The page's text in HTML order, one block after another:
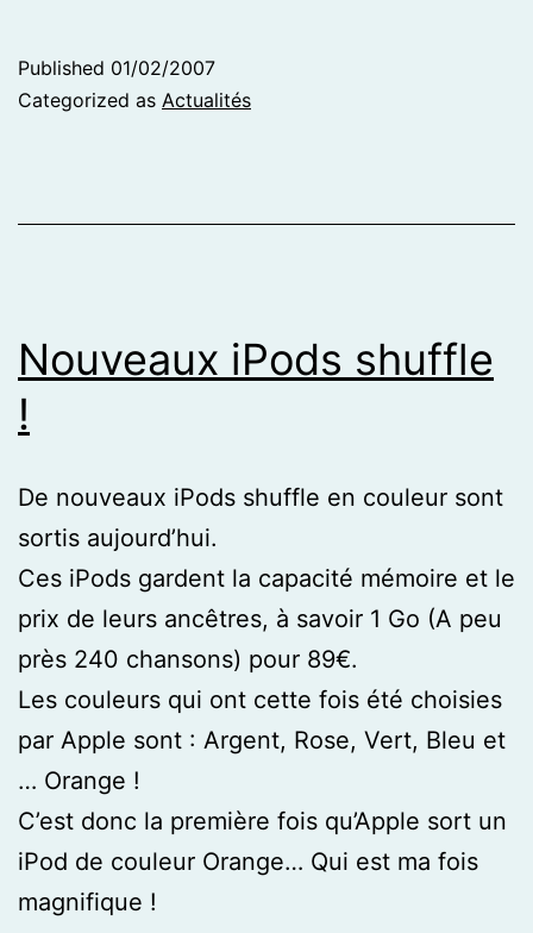
Published 01/02/2007
Categorized as Actualités
Nouveaux iPods shuffle
!
De nouveaux iPods shuffle en couleur sont
sortis aujourd’hui.
Ces iPods gardent la capacité mémoire et le
prix de leurs ancêtres, à savoir 1 Go (A peu
près 240 chansons) pour 89€.
Les couleurs qui ont cette fois été choisies
par Apple sont : Argent, Rose, Vert, Bleu et
… Orange !
C’est donc la première fois qu’Apple sort un
iPod de couleur Orange… Qui est ma fois
magnifique !